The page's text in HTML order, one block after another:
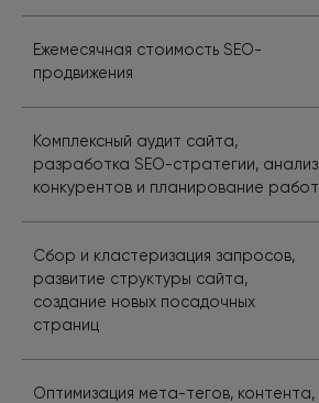
Ежемесячная стоимость SEO-
продвижения
Комплексный аудит сайта,
разработка SEO-стратегии, анализ
конкурентов и планирование работ
Сбор и кластеризация запросов,
развитие структуры сайта,
создание новых посадочных
страниц
Оптимизация мета-тегов, контента,